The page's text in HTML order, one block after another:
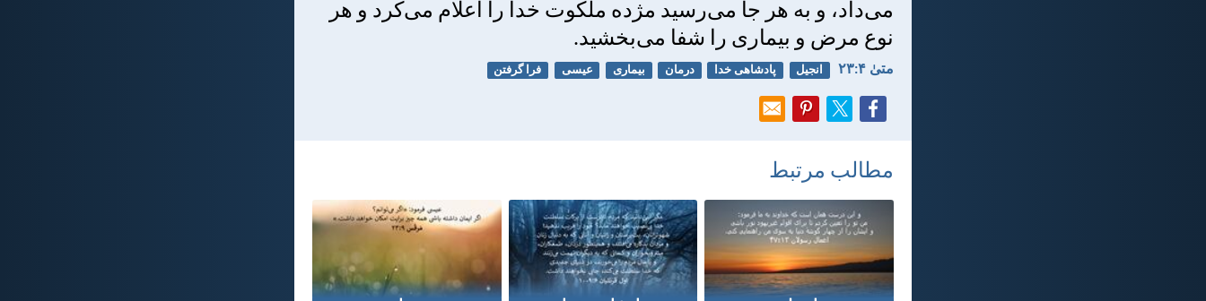
می‌داد، و به هر جا می‌رسيد مژده ملكوت خدا را اعلام می‌كرد و هر
نوع مرض و بيماری را شفا می‌بخشيد.
متی‌ٰ ۴:‏۲۳ انجیل پادشاهی خدا درمان بیماری عیسی فرا گرفتن
مطالب مرتبط